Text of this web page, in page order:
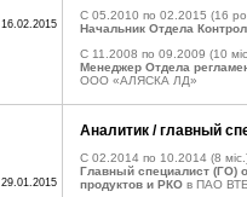
16.02.2015
C 05.2010 по 02.2015 (16
Начальник Отдела
C 11.2008 по 09.2009 (10
Менеджер Отдела
ООО «АЛЯСКА ЛД»
29.01.2015
Аналитик / главный
C 02.2014 по 10.2014 (8
Главный специалист (ГО)
продуктов и РКО в ПАО